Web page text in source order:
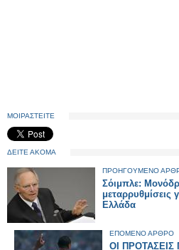
ΜΟΙΡΑΣΤΕΙΤΕ
ΔΕΙΤΕ ΑΚΟΜΑ
ΠΡΟΗΓΟΥΜΕΝΟ
Σόιμπλε:
μεταρρυθμίσεις
Ελλάδα
ΕΠΟΜΕΝΟ ΑΡΘΡΟ
ΟΙ